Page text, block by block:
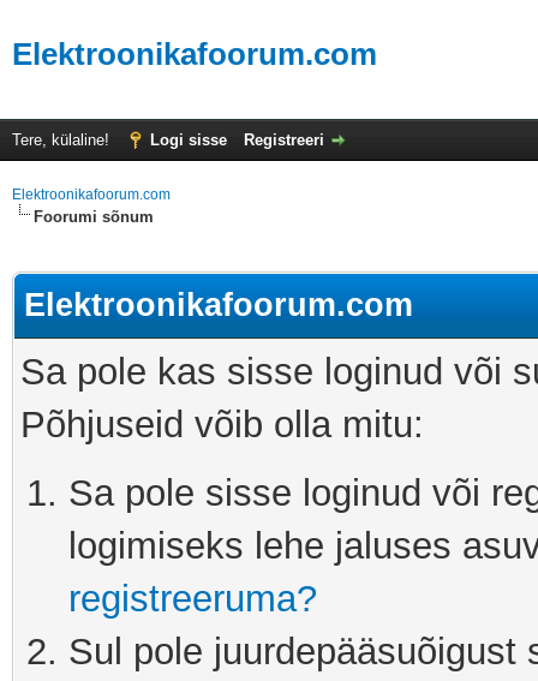
Elektroonikafoorum.com
Tere, külaline! Logi sisse Registreeri
Elektroonikafoorum.com
Foorumi sõnum
Elektroonikafoorum.com
Sa pole kas sisse loginud või
Põhjuseid võib olla mitu:
Sa pole sisse loginud või
logimiseks lehe jaluses
registreeruma?
Sul pole juurdepääsuõigust